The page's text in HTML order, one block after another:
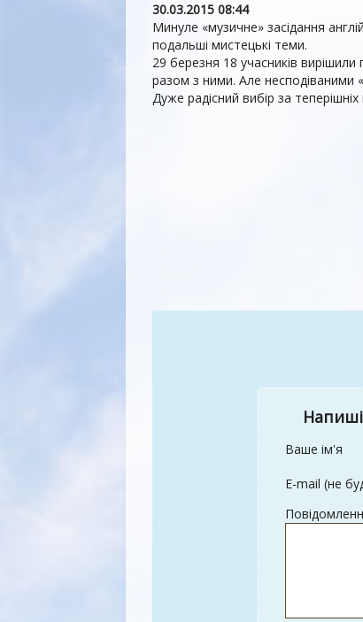
30.03.2015 08:44
Минуле «музичне» засідання
подальші мистецькі теми.
29 березня 18 учасників
разом з ними. Але несподіваними
Дуже радісний вибір за теперішніх
Ваше ім'я
E-mail (не